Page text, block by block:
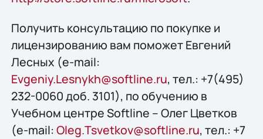
Получить консультацию по покупке и
лицензированию вам поможет Евгений
Лесных (e-mail:
Evgeniy.Lesnykh@softline.ru, тел.: +7(495)
232-0060 доб. 3101), по обучению в
Учебном центре Softline – Олег Цветков
(e-mail: Oleg.Tsvetkov@softline.ru, тел.: +7